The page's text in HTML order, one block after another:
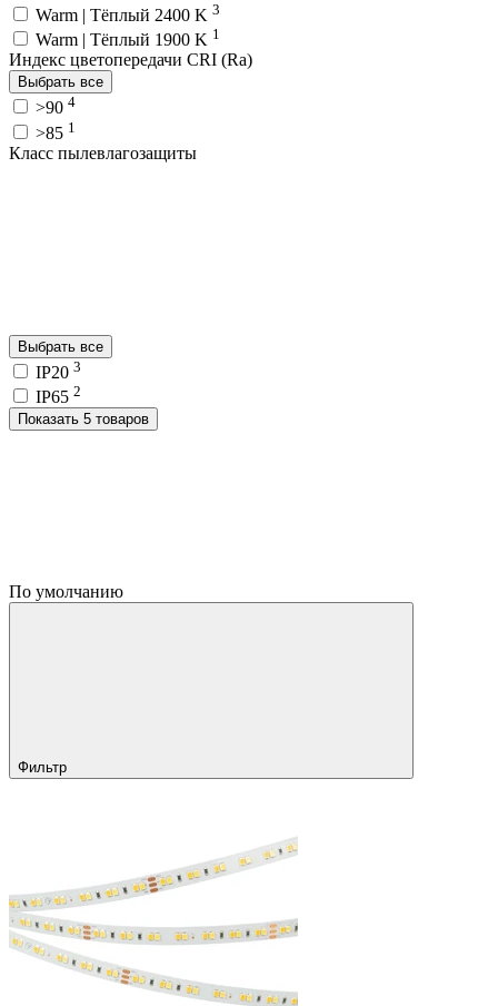
Warm | Тёплый 2400 K 3
Warm | Тёплый 1900 K 1
Индекс цветопередачи CRI (Ra)
Выбрать все
>90 4
>85 1
Класс пылевлагозащиты
Выбрать все
IP20 3
IP65 2
Показать 5 товаров
По умолчанию
Фильтр